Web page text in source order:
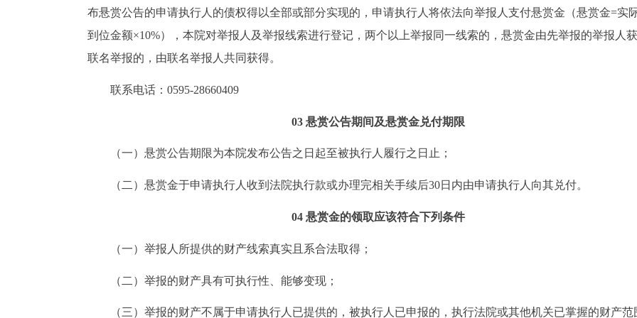
布悬赏公告的申请执行人的债权得以全部或部分实现的，申请执行人将依法向举报人支付悬赏金（悬赏金=实
到位金额×10%），本院对举报人及举报线索进行登记，两个以上举报同一线索的，悬赏金由先举报的举报人获
联名举报的，由联名举报人共同获得。
联系电话：0595-28660409
03 悬赏公告期间及悬赏金兑付期限
（一）悬赏公告期限为本院发布公告之日起至被执行人履行之日止；
（二）悬赏金于申请执行人收到法院执行款或办理完相关手续后30日内由申请执行人向其兑付。
04 悬赏金的领取应该符合下列条件
（一）举报人所提供的财产线索真实且系合法取得；
（二）举报的财产具有可执行性、能够变现；
（三）举报的财产不属于申请执行人已提供的，被执行人已申报的，执行法院或其他机关已掌握的财产范